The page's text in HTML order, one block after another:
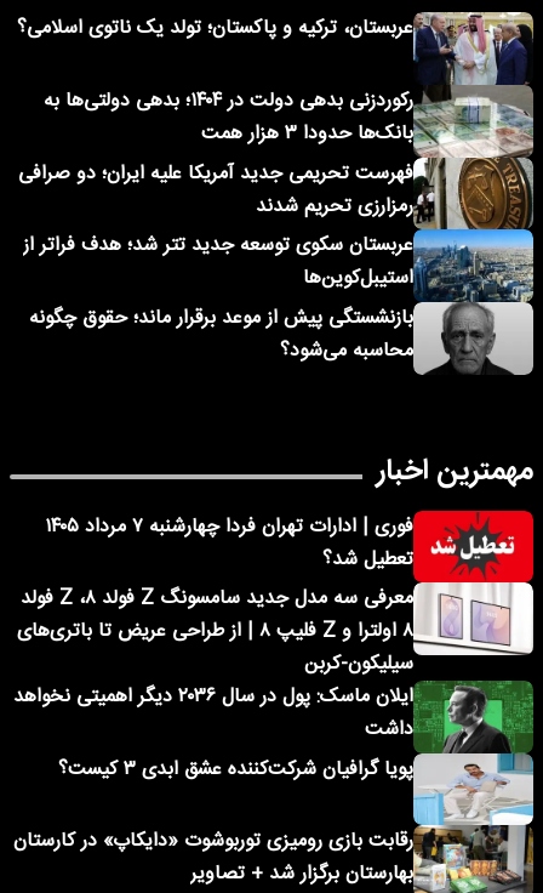
عربستان، ترکیه و پاکستان؛ تولد یک ناتوی اسلامی؟
رکوردزنی بدهی دولت در ۱۴۰۴؛ بدهی دولتی‌ها به
بانک‌ها حدودا ۳ هزار همت
فهرست تحریمی جدید آمریکا علیه ایران؛ دو صرافی
رمزارزی تحریم شدند
عربستان سکوی توسعه جدید تتر شد؛ هدف فراتر از
استیبل‌کوین‌ها
بازنشستگی پیش از موعد برقرار ماند؛ حقوق چگونه
محاسبه می‌شود؟
مهمترین اخبار
فوری | ادارات تهران فردا چهارشنبه ۷ مرداد ۱۴۰۵
تعطیل شد؟
معرفی سه مدل جدید سامسونگ Z فولد ۸، Z فولد
۸ اولترا و Z فلیپ ۸ | از طراحی عریض تا باتری‌های
سیلیکون-کربن
ایلان ماسک: پول در سال ۲۰۳۶ دیگر اهمیتی نخواهد
داشت
پویا گرافیان شرکت‌کننده عشق ابدی ۳ کیست؟
رقابت بازی رومیزی توربوشوت «دایکاپ» در کارستان
بهارستان برگزار شد + تصاویر